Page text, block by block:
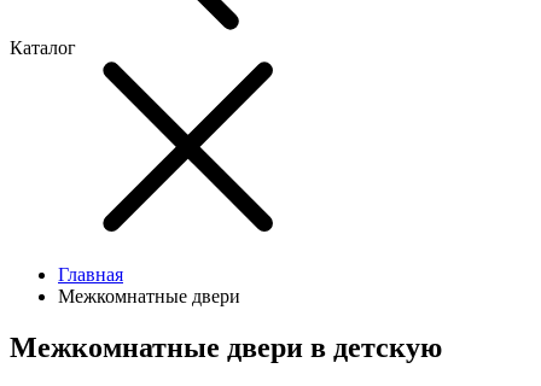
Каталог
Главная
Межкомнатные двери
Межкомнатные двери в детскую